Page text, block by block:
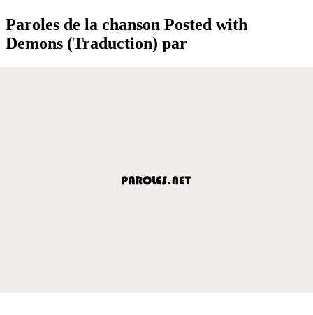
Paroles de la chanson Posted with
Demons (Traduction) par